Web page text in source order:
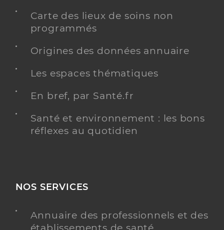
Carte des lieux de soins non
programmés
Origines des données annuaire
Les espaces thématiques
En bref, par Santé.fr
Santé et environnement : les bons
réflexes au quotidien
NOS SERVICES
Annuaire des professionnels et des